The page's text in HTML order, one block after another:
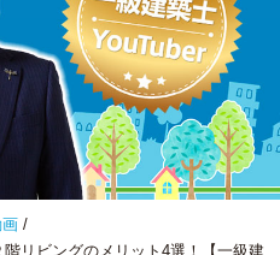
/
階リビングのメリット4選！【一級建